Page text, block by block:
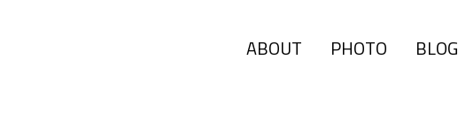
ABOUT PHOTO BLOG